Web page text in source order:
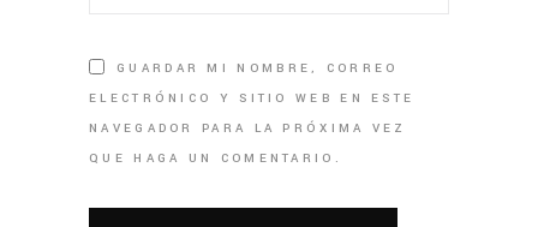
GUARDAR MI NOMBRE, CORREO
ELECTRÓNICO Y SITIO WEB EN ESTE
NAVEGADOR PARA LA PRÓXIMA VEZ
QUE HAGA UN COMENTARIO.